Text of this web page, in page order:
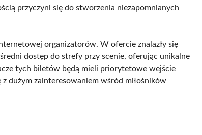
przyczyni się do stworzenia niezapomnianych
organizatorów. W ofercie znalazły się
dostęp do strefy przy scenie, oferując unikalne
tych biletów będą mieli priorytetowe wejście
dużym zainteresowaniem wśród miłośników